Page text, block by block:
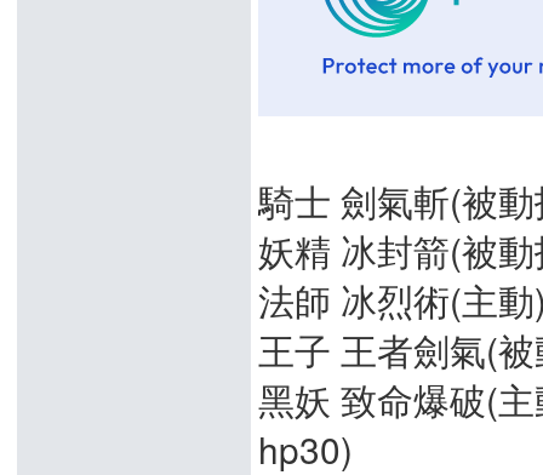
騎士 劍氣斬(被
妖精 冰封箭(被
法師 冰烈術(主
王子 王者劍氣(
黑妖 致命爆破(
hp30)